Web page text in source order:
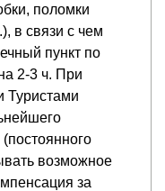
поломки
в связи с чем
пункт по
2-3 ч. При
Туристами
возможное
за